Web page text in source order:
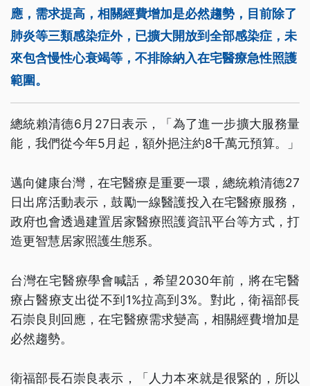
應，需求提高，相關經費增加是必然趨勢，目前除了
肺炎等三類感染症外，已擴大開放到全部感染症，未
來包含慢性心衰竭等，不排除納入在宅醫療急性照護
範圍。
總統賴清德6月27日表示，「為了進一步擴大服務量
能，我們從今年5月起，額外挹注約8千萬元預算。」
邁向健康台灣，在宅醫療是重要一環，總統賴清德27
日出席活動表示，鼓勵一線醫護投入在宅醫療服務，
政府也會透過建置居家醫療照護資訊平台等方式，打
造更智慧居家照護生態系。
台灣在宅醫療學會喊話，希望2030年前，將在宅醫
療占醫療支出從不到1%拉高到3%。對此，衛福部長
石崇良則回應，在宅醫療需求變高，相關經費增加是
必然趨勢。
衛福部長石崇良表示，「人力本來就是很緊的，所以